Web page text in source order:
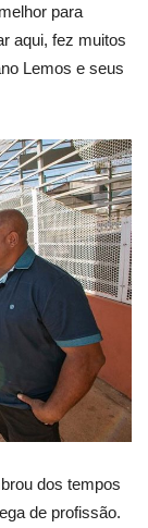
para
aqui, fez muitos
Lemos e seus
dos tempos
de profissão.